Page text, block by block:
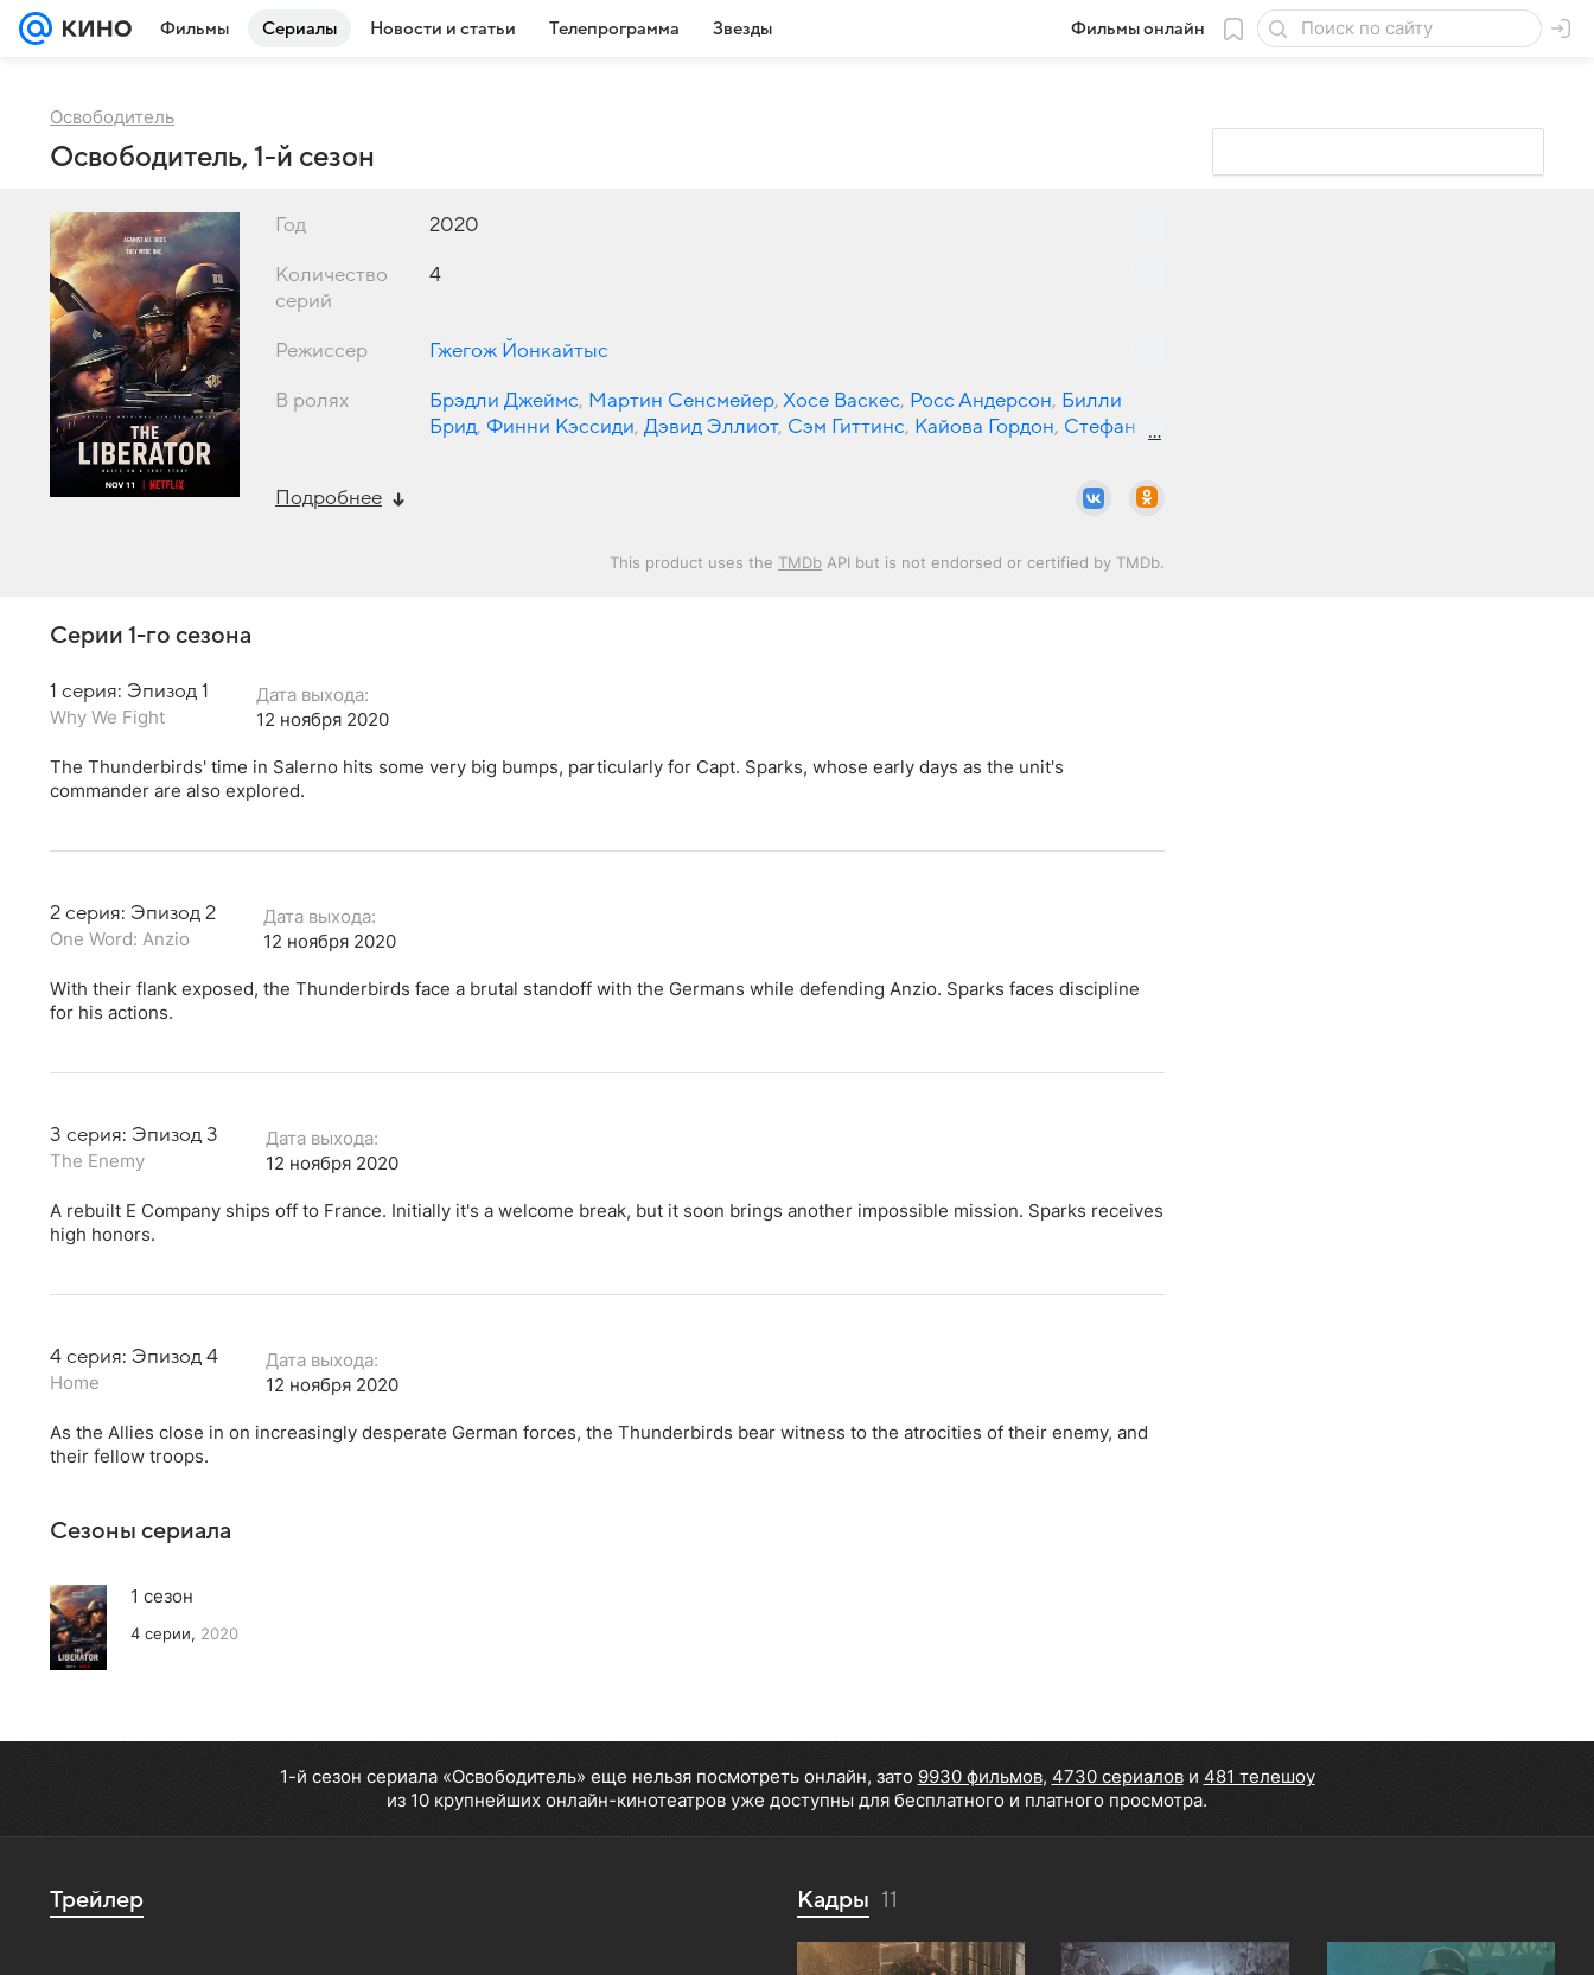
Фильмы Сериалы Новости и статьи Телепрограмма Звезды Фильмы онлайн
Освободитель
Освободитель, 1-й сезон
Год 2020
Количество
серий
4
Режиссер Гжегож Йонкайтыс
В ролях Брэдли Джеймс, Мартин Сенсмейер, Хосе Васкес, Росс Андерсон, Билли
Брид, Финни Кэссиди, Дэвид Эллиот, Сэм Гиттинс, Кайова Гордон, Стефан
Подробнее
This product uses the TMDb API but is not endorsed or certified by TMDb.
Серии 1-го сезона
1 серия: Эпизод 1
Why We Fight
Дата выхода:
12 ноября 2020
The Thunderbirds' time in Salerno hits some very big bumps, particularly for Capt. Sparks, whose early days as the unit's
commander are also explored.
2 серия: Эпизод 2
One Word: Anzio
Дата выхода:
12 ноября 2020
With their flank exposed, the Thunderbirds face a brutal standoff with the Germans while defending Anzio. Sparks faces discipline
for his actions.
3 серия: Эпизод 3
The Enemy
Дата выхода:
12 ноября 2020
A rebuilt E Company ships off to France. Initially it's a welcome break, but it soon brings another impossible mission. Sparks receives
high honors.
4 серия: Эпизод 4
Home
Дата выхода:
12 ноября 2020
As the Allies close in on increasingly desperate German forces, the Thunderbirds bear witness to the atrocities of their enemy, and
their fellow troops.
Сезоны сериала
1 сезон
4 серии, 2020
1-й сезон сериала «Освободитель» еще нельзя посмотреть онлайн, зато 9930 фильмов, 4730 сериалови 481 телешоу
из 10 крупнейших онлайн-кинотеатров уже доступны для бесплатного и платного просмотра.
Трейлер Кадры 11